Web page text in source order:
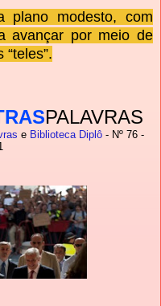
plano modesto, com
avançar por meio de
PALAVRAS
e Biblioteca Diplô- Nº 76-